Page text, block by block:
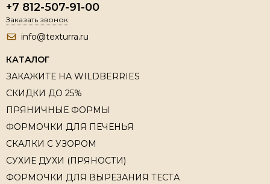
+7 812-507-91-00
Заказать звонок
info@texturra.ru
КАТАЛОГ
ЗАКАЖИТЕ НА WILDBERRIES
СКИДКИ ДО 25%
ПРЯНИЧНЫЕ ФОРМЫ
ФОРМОЧКИ ДЛЯ ПЕЧЕНЬЯ
СКАЛКИ С УЗОРОМ
СУХИЕ ДУХИ (ПРЯНОСТИ)
ФОРМОЧКИ ДЛЯ ВЫРЕЗАНИЯ ТЕСТА